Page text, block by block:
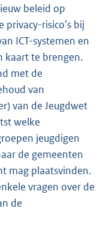
beleid op
privacy-risico’s bij
ICT-systemen en
kaart te brengen.
met de
van
van de Jeugdwet
welke
jeugdigen
de gemeenten
mag plaatsvinden.
vragen over de
de